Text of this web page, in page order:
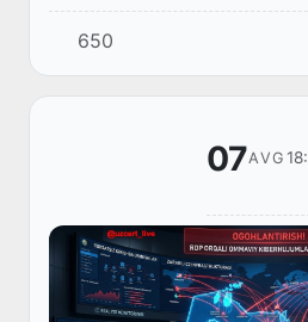
Qo‘shma Shtatlari
telefon orqali muloqoti bo‘lib
650
07AVG